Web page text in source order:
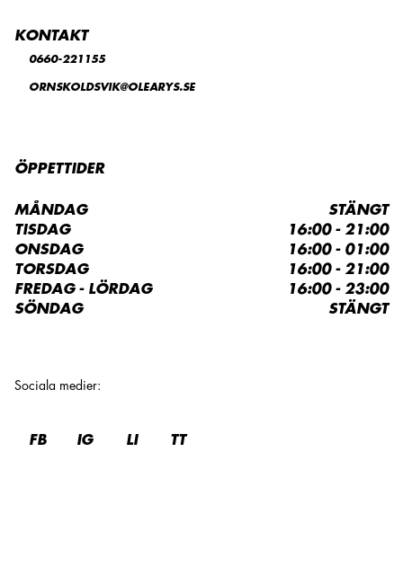
Sociala medier:
FB IG LI TT
KONTAKT
0660-221155
ORNSKOLDSVIK@OLEARYS.SE
ÖPPETTIDER
MÅNDAG
STÄNGT
TISDAG
16:00 - 21:00
ONSDAG
16:00 - 01:00
TORSDAG
16:00 - 21:00
FREDAG - LÖRDAG
16:00 - 23:00
SÖNDAG
STÄNGT